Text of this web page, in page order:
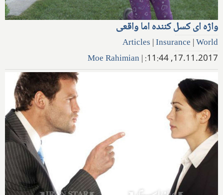
واژه ای کسل کننده اما واقعی
Articles |Insurance |World
17.11.2017, 11:44:
|
Moe Rahimian